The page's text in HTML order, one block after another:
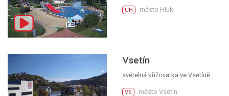
UH město Hluk
Vsetín
světelná křižovatka ve Vsetíně
VS město Vsetín